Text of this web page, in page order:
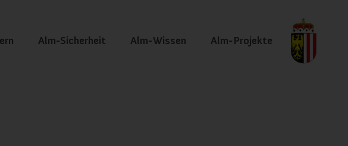
Alm-Sicherheit Alm-Wissen Alm-Projekte